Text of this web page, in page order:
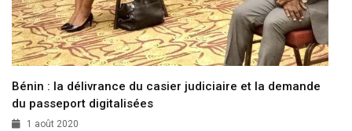
Bénin : la délivrance du casier judiciaire et la demande
du passeport digitalisées
1 août 2020